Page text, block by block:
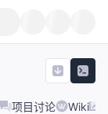
项目讨论 Wiki